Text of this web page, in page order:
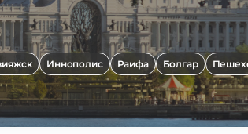
Иннополис Раифа Болгар